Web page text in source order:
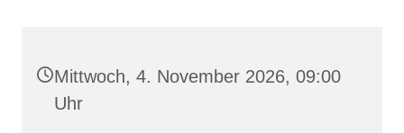
Mittwoch, 4. November 2026, 09:00
Uhr